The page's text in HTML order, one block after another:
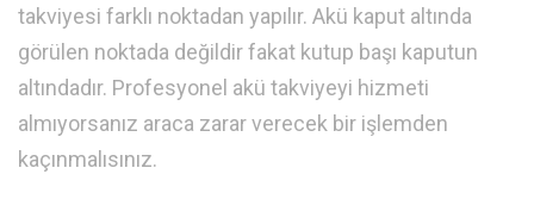
takviyesi farklı noktadan yapılır. Akü kaput altında
görülen noktada değildir fakat kutup başı kaputun
altındadır. Profesyonel akü takviyeyi hizmeti
almıyorsanız araca zarar verecek bir işlemden
kaçınmalısınız.